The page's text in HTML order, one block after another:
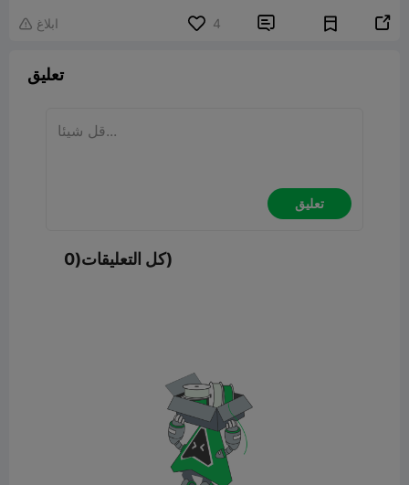
 ابلاغ 4  
تعليق
تعليق
كل التعليقات(0)